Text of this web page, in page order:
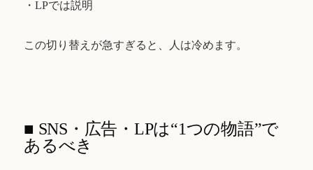
・LPでは説明
この切り替えが急すぎると、人は冷めます。
■ SNS・広告・LPは“1つの物語”で
あるべき